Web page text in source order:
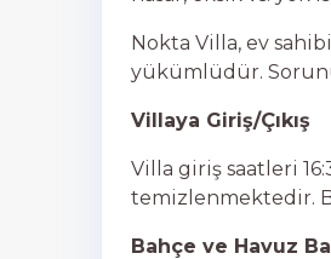
Nokta Villa, ev
yükümlüdür.
Villaya Giriş/Çıkış
Villa giriş saatleri
temizlenmektedir.
Bahçe ve Havuz